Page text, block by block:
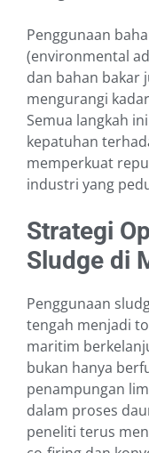
Penggunaan
(environmental
dan bahan bakar
mengurangi
Semua langkah
kepatuhan
memperkuat
industri yang
Strategi
Sludge di
Penggunaan
tengah menjadi
maritim
bukan hanya
penampungan
dalam proses
peneliti terus